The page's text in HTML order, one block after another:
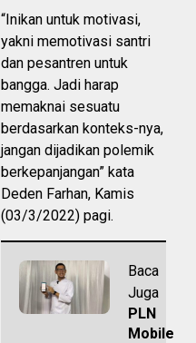
“Inikan untuk motivasi,
yakni memotivasi santri
dan pesantren untuk
bangga. Jadi harap
memaknai sesuatu
berdasarkan konteks-nya,
jangan dijadikan polemik
berkepanjangan” kata
Deden Farhan, Kamis
(03/3/2022) pagi.
Baca
Juga
PLN
Mobile